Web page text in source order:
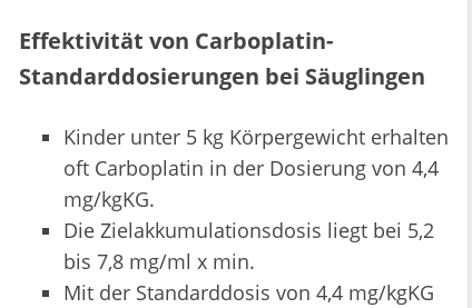
Effektivität von Carboplatin-
Standarddosierungen bei Säuglingen
Kinder unter 5 kg Körpergewicht erhalten
oft Carboplatin in der Dosierung von 4,4
mg/kgKG.
Die Zielakkumulationsdosis liegt bei 5,2
bis 7,8 mg/ml x min.
Mit der Standarddosis von 4,4 mg/kgKG